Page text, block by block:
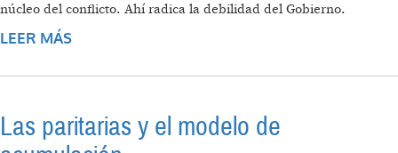
núcleo del conflicto. Ahí radica la debilidad del Gobierno.
LEER MÁS
Las paritarias y el modelo de